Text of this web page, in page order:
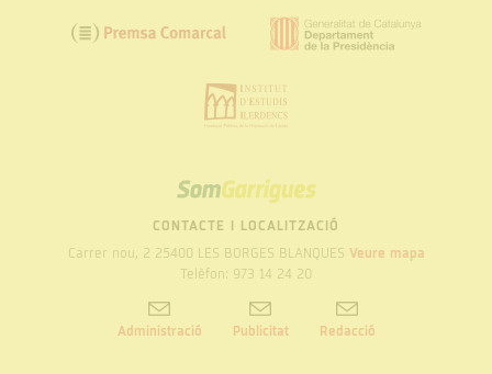
SOM
GARRIGUES
CONTACTE I LOCALITZACIÓ
Carrer nou, 2 25400 LES BORGES BLANQUES Veure mapa
Telèfon: 973 14 24 20
Administració Publicitat Redacció